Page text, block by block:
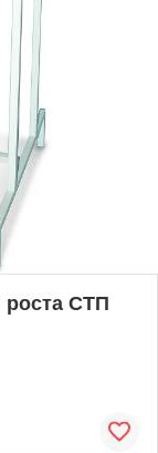
роста СТП